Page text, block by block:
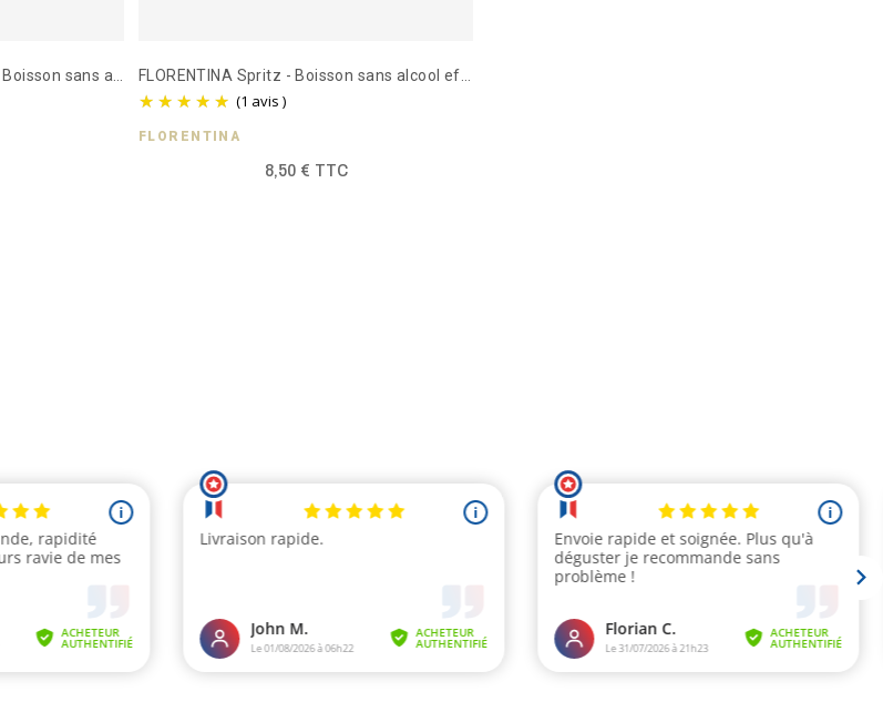
(1 avis )
FLORENTINA
8,50 € TTC